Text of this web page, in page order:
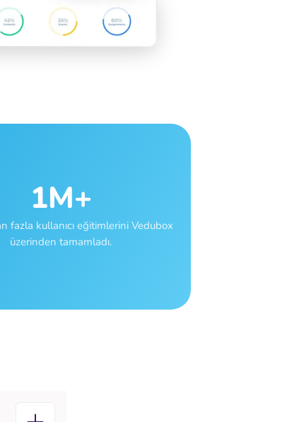
1M+
fazla kullanıcı eğitimlerini Vedubox
üzerinden tamamladı.